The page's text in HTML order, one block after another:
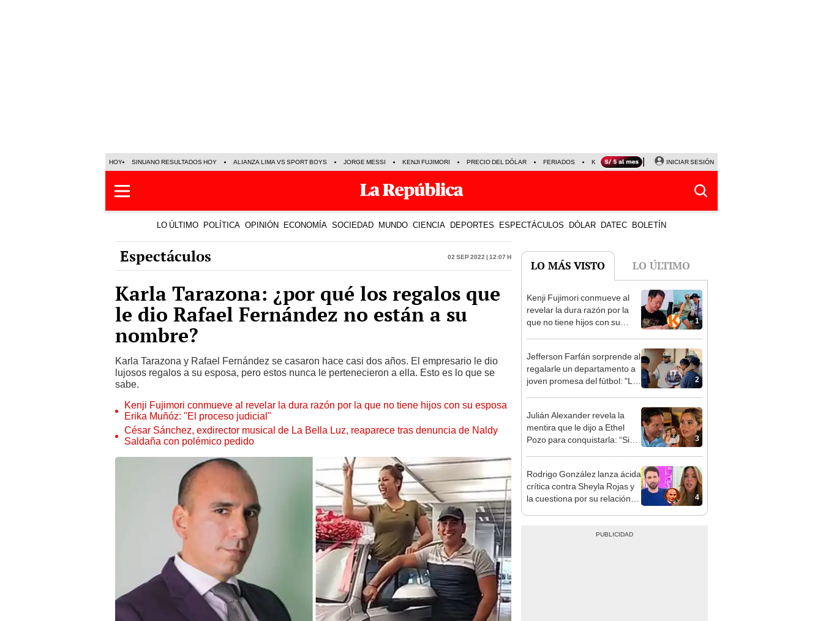
HOY SINUANO RESULTADOS HOY ALIANZA LIMA VS SPORT BOYS JORGE MESSI KENJI FUJIMORI PRECIO DEL DÓLAR FERIADOS KEIKO FUJIMORI NALDY SALDAÑA
INICIAR SESIÓN
LO ÚLTIMO POLÍTICA OPINIÓN ECONOMÍA SOCIEDAD MUNDO CIENCIA DEPORTES ESPECTÁCULOS DÓLAR DATEC BOLETÍN
Espectáculos 02 Sep 2022 | 12:07 h
Karla Tarazona: ¿por qué los regalos que
le dio Rafael Fernández no están a su
nombre?
Karla Tarazona y Rafael Fernández se casaron hace casi dos años. El empresario le dio
lujosos regalos a su esposa, pero estos nunca le pertenecieron a ella. Esto es lo que se
sabe.
Kenji Fujimori conmueve al revelar la dura razón por la que no tiene hijos con su esposa
Erika Muñóz: "El proceso judicial"
César Sánchez, exdirector musical de La Bella Luz, reaparece tras denuncia de Naldy
Saldaña con polémico pedido
LO MÁS VISTO LO ÚLTIMO
1
Kenji Fujimori conmueve al
revelar la dura razón por la
que no tiene hijos con su
2
Jefferson Farfán sorprende al
regalarle un departamento a
joven promesa del fútbol: "Lo
3
Julián Alexander revela la
mentira que le dijo a Ethel
Pozo para conquistarla: “Si
4
Rodrigo González lanza ácida
crítica contra Sheyla Rojas y
la cuestiona por su relación